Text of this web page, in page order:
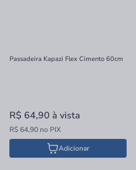
Passadeira Kapazi Flex Cimento 60cm
R$ 64,90 à vista
R$ 64,90 no PIX
Adicionar